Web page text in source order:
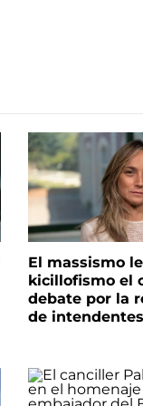
El massismo
kicillofismo el
debate por la
de